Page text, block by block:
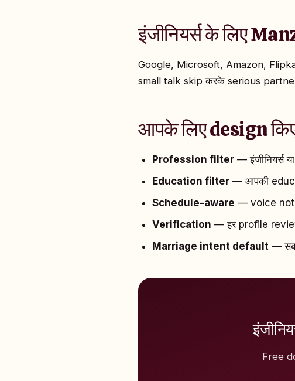
इंजीनियर्स के लिए
Google, Microsoft, Amazon,
small talk skip करके serious
आपके लिए design
Profession filter — इंजीनियर्स
Education filter — आपकी
Schedule-aware — voice
Verification — हर profile
Marriage intent default — सब
Free